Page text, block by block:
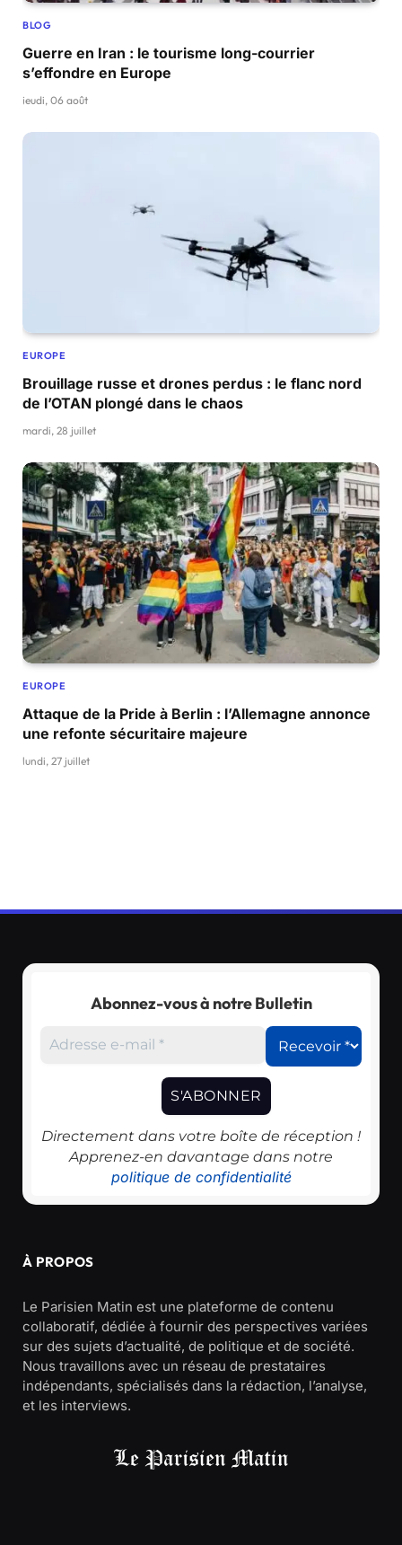
BLOG
Guerre en Iran : le tourisme long-courrier
s’effondre en Europe
jeudi, 06 août
EUROPE
Brouillage russe et drones perdus : le flanc nord
de l’OTAN plongé dans le chaos
mardi, 28 juillet
EUROPE
Attaque de la Pride à Berlin : l’Allemagne annonce
une refonte sécuritaire majeure
lundi, 27 juillet
Abonnez-vous à notre Bulletin
Directement dans votre boîte de réception !
Apprenez-en davantage dans notre
politique de confidentialité
À PROPOS
Le Parisien Matin est une plateforme de contenu
collaboratif, dédiée à fournir des perspectives variées
sur des sujets d’actualité, de politique et de société.
Nous travaillons avec un réseau de prestataires
indépendants, spécialisés dans la rédaction, l’analyse,
et les interviews.